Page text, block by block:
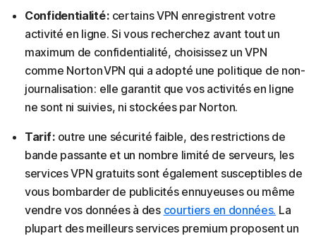
Confidentialité :certains VPN enregistrent votre
activité en ligne. Si vous recherchez avant tout un
maximum de confidentialité, choisissez un VPN
comme Norton VPN qui a adopté une politique de non-
journalisation : elle garantit que vos activités en ligne
ne sont ni suivies, ni stockées par Norton.
Tarif :outre une sécurité faible, des restrictions de
bande passante et un nombre limité de serveurs, les
services VPN gratuits sont également susceptibles de
vous bombarder de publicités ennuyeuses ou même
vendre vos données à des courtiers en données. La
plupart des meilleurs services premium proposent un